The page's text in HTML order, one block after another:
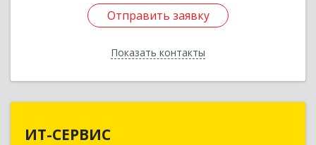
Отправить заявку
Показать контакты
Отправить заявку
Назад
ИТ-СЕРВИС